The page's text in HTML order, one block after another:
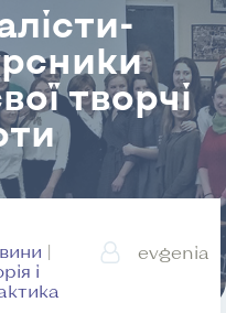
творчі
|
і
evgenia